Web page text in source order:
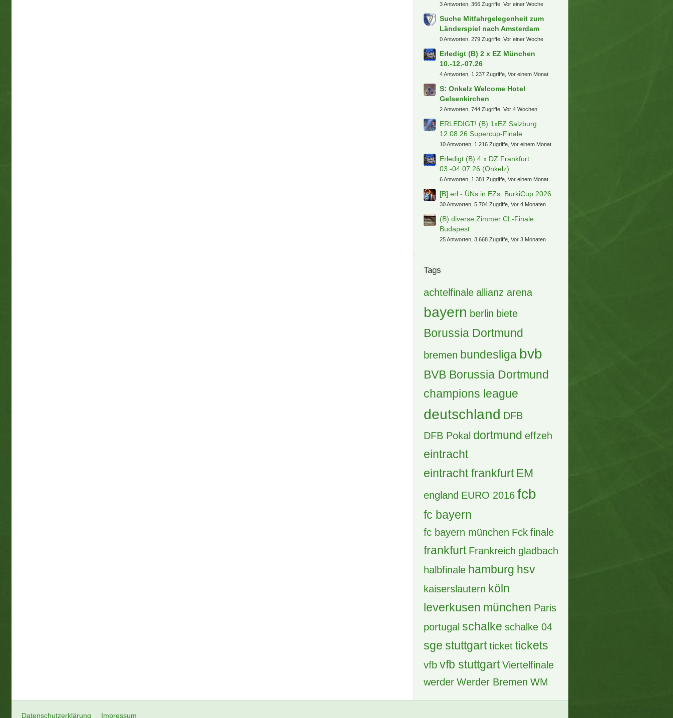
3 Antworten, 366 Zugriffe, Vor einer Woche
Suche Mitfahrgelegenheit zum
Länderspiel nach Amsterdam
0 Antworten, 279 Zugriffe, Vor einer Woche
Erledigt (B) 2 x EZ München
10.-12.-07.26
4 Antworten, 1.237 Zugriffe, Vor einem Monat
S: Onkelz Welcome Hotel
Gelsenkirchen
2 Antworten, 744 Zugriffe, Vor 4 Wochen
ERLEDIGT! (B) 1xEZ Salzburg
12.08.26 Supercup-Finale
10 Antworten, 1.216 Zugriffe, Vor einem Monat
Erledigt (B) 4 x DZ Frankfurt
03.-04.07.26 (Onkelz)
6 Antworten, 1.381 Zugriffe, Vor einem Monat
[B] erl - ÜNs in EZs: BurkiCup 2026
30 Antworten, 5.704 Zugriffe, Vor 4 Monaten
(B) diverse Zimmer CL-Finale
Budapest
25 Antworten, 3.668 Zugriffe, Vor 3 Monaten
Tags
achtelfinale allianz arena
bayern berlin biete
Borussia Dortmund
bremen bundesliga bvb
BVB Borussia Dortmund
champions league
deutschland DFB
DFB Pokal dortmund effzeh
eintracht
eintracht frankfurt EM
england EURO 2016 fcb
fc bayern
fc bayern münchen Fck finale
frankfurt Frankreich gladbach
halbfinale hamburg hsv
kaiserslautern köln
leverkusen münchen Paris
portugal schalke schalke 04
sge stuttgart ticket tickets
vfb vfb stuttgart Viertelfinale
werder Werder Bremen WM
Datenschutzerklärung Impressum